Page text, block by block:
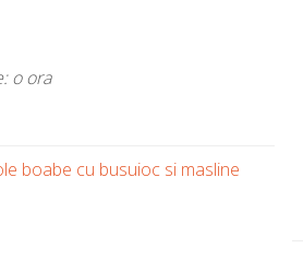
o ora
boabe cu busuioc si masline